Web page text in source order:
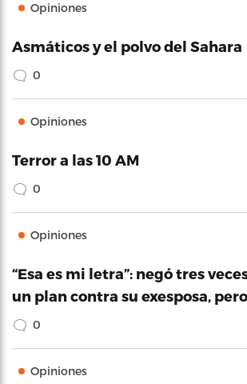
Opiniones
Asmáticos y el polvo del Sahara
0
Opiniones
Terror a las 10 AM
0
Opiniones
“Esa es mi letra”: negó tres
un plan contra su exesposa,
0
Opiniones